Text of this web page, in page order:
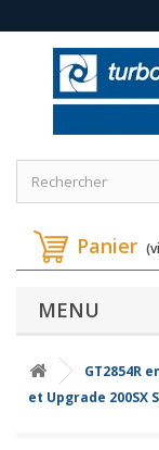
Panier
MENU
GT2854R
et Upgrade 200SX